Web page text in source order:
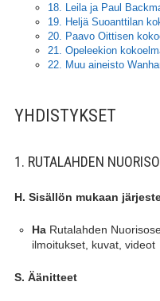
18. Leila ja Paul
19. Heljä Suoanttilan
20. Paavo Oittisen
21. Opeleekion
22. Muu aineisto
YHDISTYKSET
1. RUTALAHDEN
H. Sisällön mukaan
HaRutalahden
ilmoitukset, kuvat, videot
S. Äänitteet